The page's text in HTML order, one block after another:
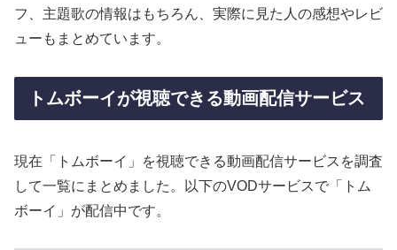
フ、主題歌の情報はもちろん、実際に見た人の感想やレビ
ューもまとめています。
トムボーイが視聴できる動画配信サービス
現在「トムボーイ」を視聴できる動画配信サービスを調査
して一覧にまとめました。以下のVODサービスで「トム
ボーイ」が配信中です。